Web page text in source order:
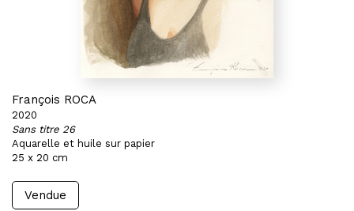
François ROCA
2020
Sans titre 26
Aquarelle et huile sur papier
25 x 20 cm
Vendue